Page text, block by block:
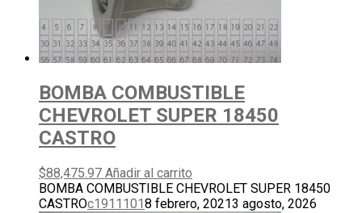
BOMBA COMBUSTIBLE
CHEVROLET SUPER 18450
CASTRO
$88,475.97 Añadir al carrito
BOMBA COMBUSTIBLE CHEVROLET SUPER 18450
CASTROc1911101 8 febrero, 20213 agosto, 2026